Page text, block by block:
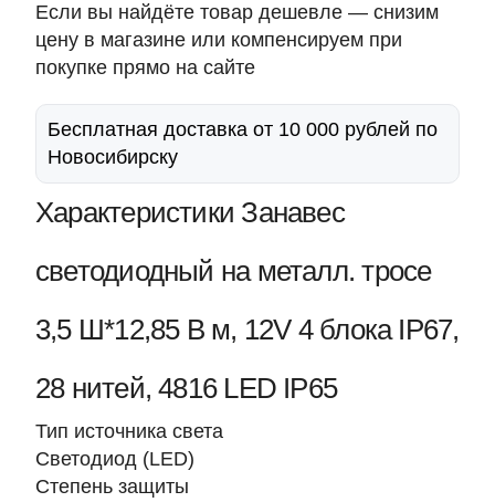
Если вы найдёте товар дешевле — снизим
цену в магазине или компенсируем при
покупке прямо на сайте
Бесплатная доставка от 10 000 рублей по
Новосибирску
Характеристики Занавес
светодиодный на металл. тросе
3,5 Ш*12,85 В м, 12V 4 блока IP67,
28 нитей, 4816 LED IP65
Тип источника света
Светодиод (LED)
Степень защиты